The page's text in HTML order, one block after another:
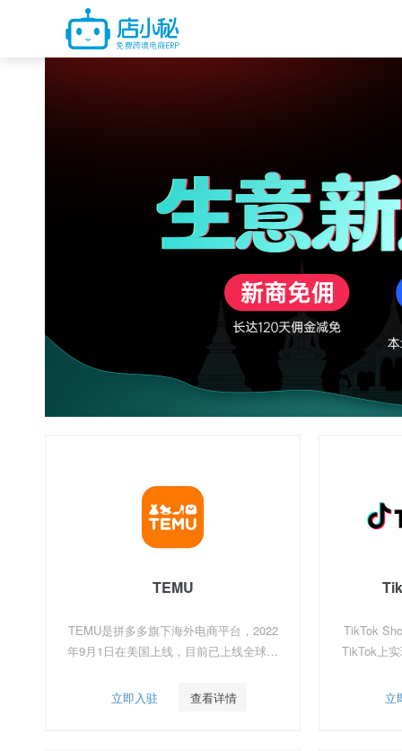
TEMU
TEMU是拼多多旗下海外电商平台，2022
年9月1日在美国上线，目前已上线全球60
美、澳洲、非洲等地区，在跨境电商中位
立即入驻 查看详情
TikTok
TikTok上
通过短视
立